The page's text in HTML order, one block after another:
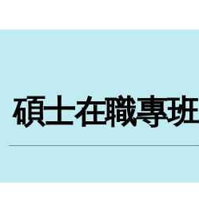
碩士在職專班